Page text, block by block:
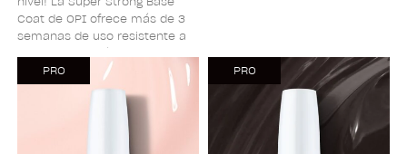
Coat de OPI ofrece más de 3
semanas de uso resistente a
TPO y una aplicación
impecable y delgada con
PRO PRO